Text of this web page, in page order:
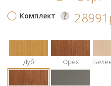
Комплект
Дуб Орех